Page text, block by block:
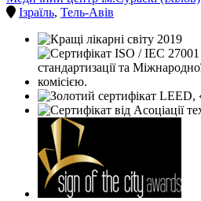
Ізраїль, Тель-Авів